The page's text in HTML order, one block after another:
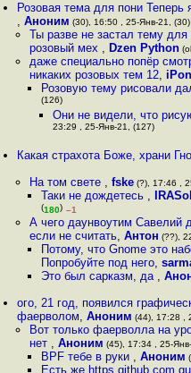
Розовая тема для пони
,Аноним (30), 16:50 , 25-Янв-21, (30)
Ты разве не застал тему
розовый мех , Dzen Python
даже специально попёр
никаких розовых тем 12,
Розовую тему рисовали
(126)
Они не видели, что
23:29 , 25-Янв-21, (127)
Какая страхота Боже, храни
На том свете , fske(?), 17:46 ,
Таки не дождетесь ,
(180) –1
А чего даунвоутим Савелий
если не считать, Антон (??),
Потому, что Gnome это
Попробуйте под него,
Это был сарказм, да ,
ого, 21 год, появился
фаерволом,Аноним (44), 17:28 ,
Вот только фаерволла на
нет , Аноним (45), 17:34 , 25-
BPF тебе в руки , Аноним
Есть же https github com